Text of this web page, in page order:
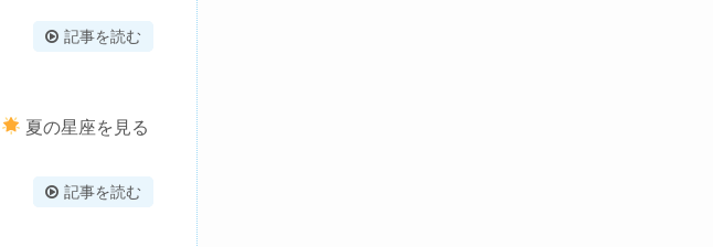
記事を読む
夏の星座を見る
記事を読む